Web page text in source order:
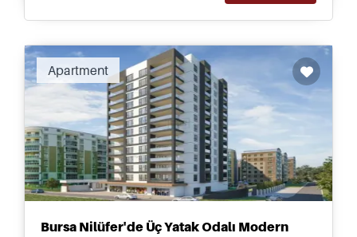
Apartment
Bursa Nilüfer'de Üç Yatak Odalı Modern